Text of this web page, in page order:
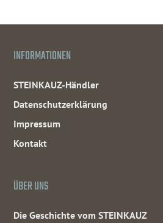
INFORMATIONEN
STEINKAUZ-Händler
Datenschutzerklärung
Impressum
Kontakt
ÜBER UNS
Die Geschichte vom STEINKAUZ